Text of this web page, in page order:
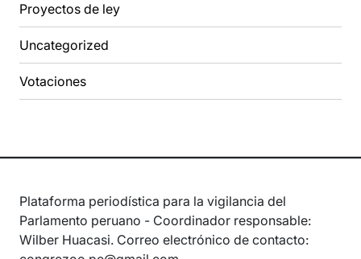
Proyectos de ley
Uncategorized
Votaciones
Plataforma periodística para la vigilancia del
Parlamento peruano - Coordinador responsable:
Wilber Huacasi. Correo electrónico de contacto: